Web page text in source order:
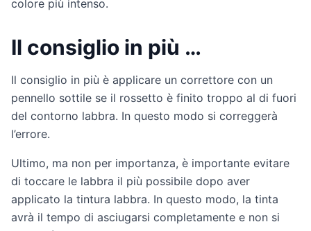
colore più intenso.
Il consiglio in più …
Il consiglio in più è applicare un correttore con un
pennello sottile se il rossetto è finito troppo al di fuori
del contorno labbra. In questo modo si correggerà
l’errore.
Ultimo, ma non per importanza, è importante evitare
di toccare le labbra il più possibile dopo aver
applicato la tintura labbra. In questo modo, la tinta
avrà il tempo di asciugarsi completamente e non si